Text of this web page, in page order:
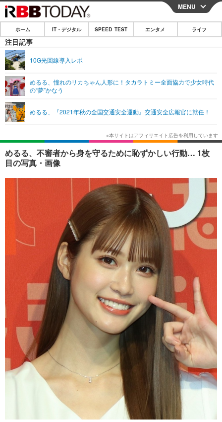
CLOSE
ホーム
IT・デジタル
ネタ
ショッピング その他
SPEED TEST
エンタメ
エンタメTOP 映画・ドラマ
韓国・芸能
音楽 スポーツ
その他
ライフ
ライフTOP グルメ
ペット ショッピング
その他
リリース一覧
プッシュ通知の停止方法
MENU
ホーム IT・デジタル SPEED TEST エンタメ ライフ
注目記事
10G光回線導入レポ
めるる、憧れのリカちゃん人形に！タカラトミー全面協力で少女時代
の“夢”かなう
めるる、『2021年秋の全国交通安全運動』交通安全広報官に就任！
めるる、不審者から身を守るために恥ずかしい行動… 1枚
目の写真・画像